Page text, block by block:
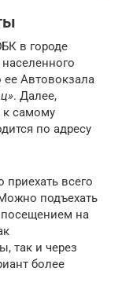
в городе
Автовокзала
. Далее,
к самому
по адресу
всего
подъехать
на
так и через
более